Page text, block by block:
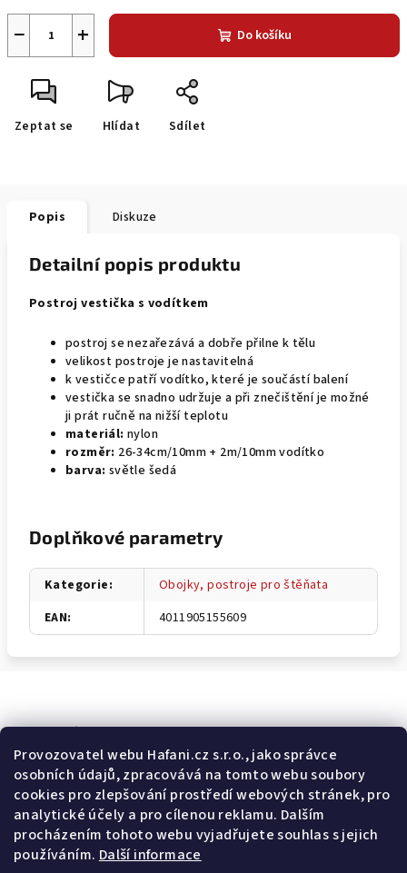
Provozovatel webu Hafani.cz s.r.o., jako správce
osobních údajů, zpracovává na tomto webu soubory
cookies pro zlepšování prostředí webových stránek, pro
analytické účely a pro cílenou reklamu. Dalším
procházením tohoto webu vyjadřujete souhlas s jejich
používáním. Další informace
+
− Do košíku
Zeptat se Hlídat Sdílet
Popis Diskuze
Detailní popis produktu
Postroj vestička s vodítkem
postroj se nezařezává a dobře přilne k tělu
velikost postroje je nastavitelná
k vestičce patří vodítko, které je součástí balení
vestička se snadno udržuje a při znečištění je možné
ji prát ručně na nižší teplotu
materiál: nylon
rozměr: 26-34cm/10mm + 2m/10mm vodítko
barva: světle šedá
Doplňkové parametry
Kategorie:
Obojky, postroje pro štěňata
EAN: 4011905155609
Odebírat newsletter
E-mail
Potvrzuji souhlas svšeobecnými obchodními podmínkami a
spodmínkami zpracovávání a ochrany osobních údajů .